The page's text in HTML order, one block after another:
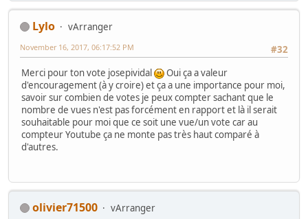
Lylo
vArranger
#32
November 16, 2017, 06:17:52 PM
Merci pour ton vote josepividal
Oui ça a valeur
d'encouragement (à y croire) et ça a une importance pour moi,
savoir sur combien de votes je peux compter sachant que le
nombre de vues n'est pas forcément en rapport et là il serait
souhaitable pour moi que ce soit une vue/un vote car au
compteur Youtube ça ne monte pas très haut comparé à
d'autres.
olivier71500
vArranger